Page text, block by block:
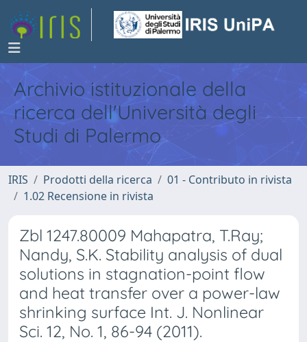
Archivio istituzionale della
ricerca dell'Università degli
Studi di Palermo
IRIS Prodotti della ricerca
01 - Contributo in rivista
1.02 Recensione in rivista
Zbl 1247.80009 Mahapatra, T.Ray;
Nandy, S.K. Stability analysis of dual
solutions in stagnation-point flow
and heat transfer over a power-law
shrinking surface Int. J. Nonlinear
Sci. 12, No. 1, 86-94 (2011).